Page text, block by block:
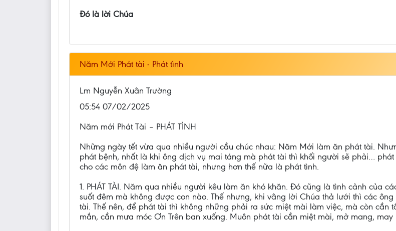
Đó là lời Chúa
Năm Mới Phát tài - Phát tình
Lm Nguyễn Xuân Trường
05:54 07/02/2025
Năm mới Phát Tài – PHÁT TÌNH
Những ngày tết vừa qua nhiều người cầu chúc nhau: Năm Mới làm ăn phát tài.
phát bệnh, nhất là khi ông dịch vụ mai táng mà phát tài thì khối người sẽ phải…
cho các môn đệ làm ăn phát tài, nhưng hơn thế nữa là phát tình.
1. PHÁT TÀI. Năm qua nhiều người kêu làm ăn khó khăn. Đó cũng là tình cảnh của
suốt đêm mà không được con nào. Thế nhưng, khi vâng lời Chúa thả lưới thì các
tài. Thế nên, để phát tài thì không những phải ra sức miệt mài làm việc, mà còn
mắn, cần mưa móc Ơn Trên ban xuống. Muôn phát tài cần miệt mài, mở mang, may